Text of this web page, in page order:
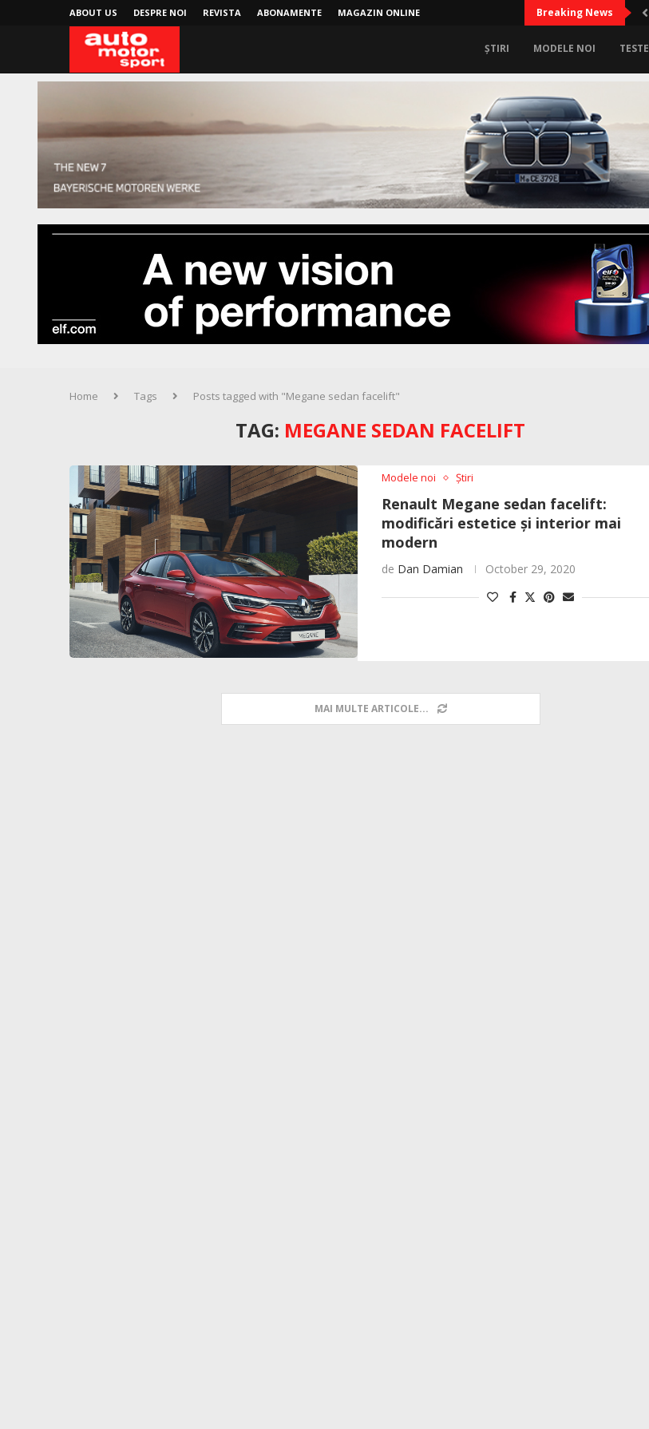
ABOUT US DESPRE NOI REVISTA ABONAMENTE MAGAZIN ONLINE Breaking News
ȘTIRI MODELE NOI TESTE
Home Tags Posts tagged with "Megane sedan facelift"
TAG: MEGANE SEDAN FACELIFT
Modele noi Știri
Renault Megane sedan facelift:
modificări estetice și interior mai
modern
de Dan Damian October 29, 2020
MAI MULTE ARTICOLE...